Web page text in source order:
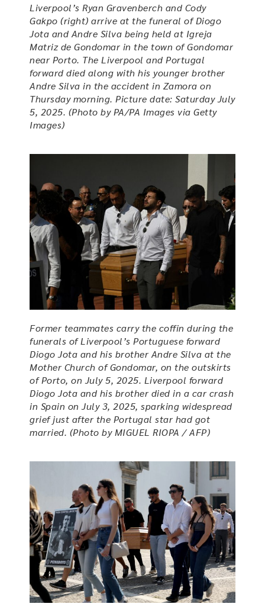
Liverpool’s Ryan Gravenberch and Cody
Gakpo (right) arrive at the funeral of Diogo
Jota and Andre Silva being held at Igreja
Matriz de Gondomar in the town of Gondomar
near Porto. The Liverpool and Portugal
forward died along with his younger brother
Andre Silva in the accident in Zamora on
Thursday morning. Picture date: Saturday July
5, 2025. (Photo by PA/PA Images via Getty
Images)
Former teammates carry the coffin during the
funerals of Liverpool’s Portuguese forward
Diogo Jota and his brother Andre Silva at the
Mother Church of Gondomar, on the outskirts
of Porto, on July 5, 2025. Liverpool forward
Diogo Jota and his brother died in a car crash
in Spain on July 3, 2025, sparking widespread
grief just after the Portugal star had got
married. (Photo by MIGUEL RIOPA / AFP)